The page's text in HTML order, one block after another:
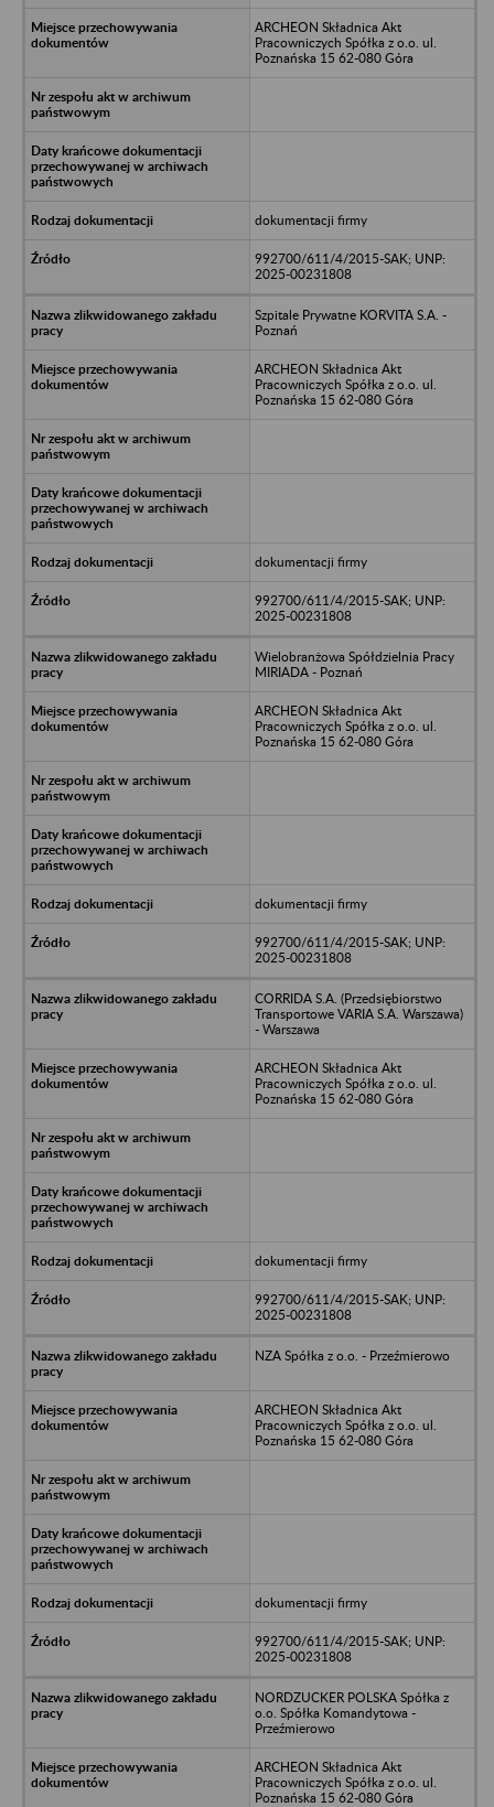
ARCHEON Składnica Akt
Pracowniczych Spółka z o.o. ul.
Poznańska 15 62-080 Góra
dokumentacji firmy
992700/611/4/2015-SAK; UNP:
2025-00231808
Szpitale Prywatne KORVITA S.A. -
Poznań
ARCHEON Składnica Akt
Pracowniczych Spółka z o.o. ul.
Poznańska 15 62-080 Góra
dokumentacji firmy
992700/611/4/2015-SAK; UNP:
2025-00231808
Wielobranżowa Spółdzielnia Pracy
MIRIADA - Poznań
ARCHEON Składnica Akt
Pracowniczych Spółka z o.o. ul.
Poznańska 15 62-080 Góra
dokumentacji firmy
992700/611/4/2015-SAK; UNP:
2025-00231808
CORRIDA S.A. (Przedsiębiorstwo
Transportowe VARIA S.A. Warszawa)
- Warszawa
ARCHEON Składnica Akt
Pracowniczych Spółka z o.o. ul.
Poznańska 15 62-080 Góra
dokumentacji firmy
992700/611/4/2015-SAK; UNP:
2025-00231808
NZA Spółka z o.o. - Przeźmierowo
ARCHEON Składnica Akt
Pracowniczych Spółka z o.o. ul.
Poznańska 15 62-080 Góra
dokumentacji firmy
992700/611/4/2015-SAK; UNP:
2025-00231808
NORDZUCKER POLSKA Spółka z
o.o. Spółka Komandytowa -
Przeźmierowo
ARCHEON Składnica Akt
Pracowniczych Spółka z o.o. ul.
Poznańska 15 62-080 Góra